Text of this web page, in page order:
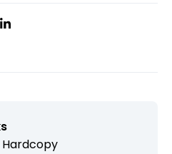
Hardcopy